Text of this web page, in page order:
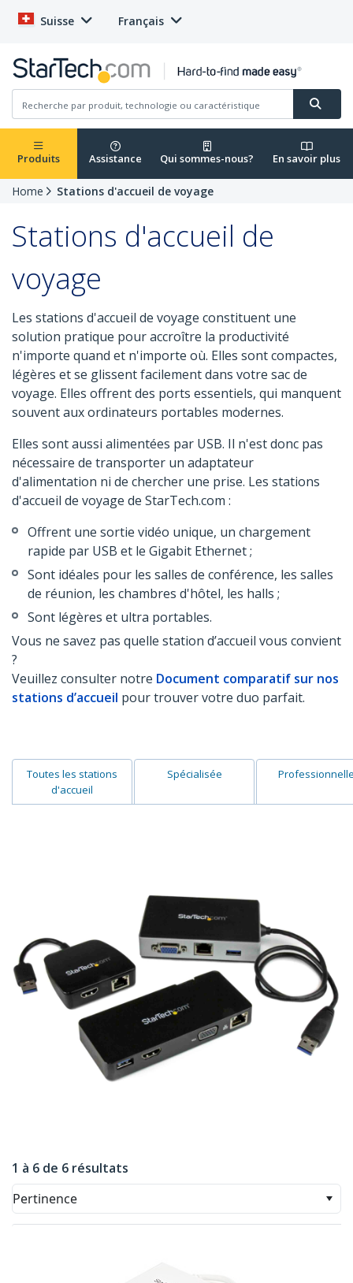
Suisse Français
Produits Assistance Qui sommes-nous? En savoir plus
Home Stations d'accueil de voyage
Stations d'accueil de
voyage
Les stations d'accueil de voyage constituent une
solution pratique pour accroître la productivité
n'importe quand et n'importe où. Elles sont compactes,
légères et se glissent facilement dans votre sac de
voyage. Elles offrent des ports essentiels, qui manquent
souvent aux ordinateurs portables modernes.
Elles sont aussi alimentées par USB. Il n'est donc pas
nécessaire de transporter un adaptateur
d'alimentation ni de chercher une prise. Les stations
d'accueil de voyage de StarTech.com :
Offrent une sortie vidéo unique, un chargement
rapide par USB et le Gigabit Ethernet ;
Sont idéales pour les salles de conférence, les salles
de réunion, les chambres d'hôtel, les halls ;
Sont légères et ultra portables.
Vous ne savez pas quelle station d’accueil vous convient
?
Veuillez consulter notre Document comparatif sur nos
stations d’accueil pour trouver votre duo parfait.
Toutes les stations
d'accueil
Spécialisée
1 à 6 de 6 résultats
Pertinence